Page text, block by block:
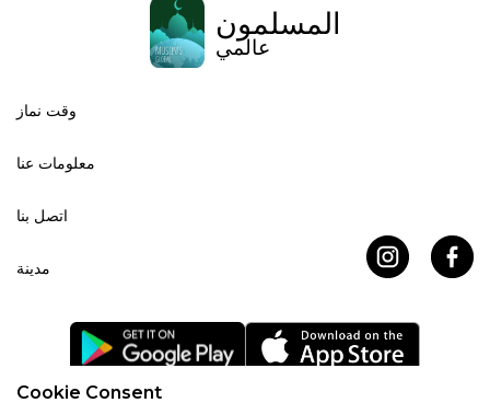
Cookie Consent
المسلمون
عالمي
وقت نماز
معلومات عنا
اتصل بنا
مدينة